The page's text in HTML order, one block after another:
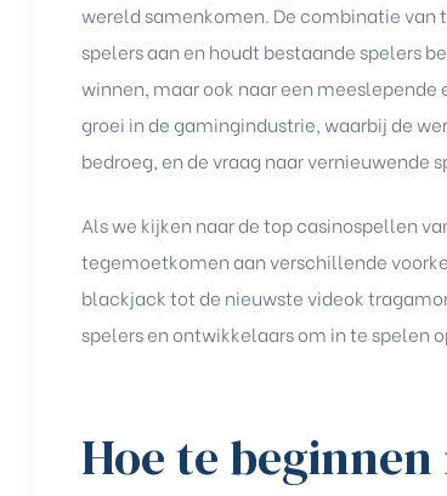
wereld samenkomen. De combinatie
spelers aan en houdt bestaande spelers
winnen, maar ook naar een
groei in de gamingindustrie, waarbij de
bedroeg, en de vraag naar vernieuwende
Als we kijken naar de top casinospellen
tegemoetkomen aan verschillende
blackjack tot de nieuwste videok
spelers en ontwikkelaars om in te spelen
Hoe te